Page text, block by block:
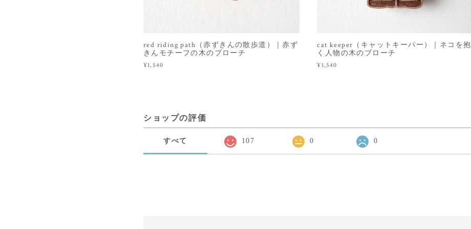
red riding path（赤ずきんの散歩道）｜赤ず
きんモチーフの木のブローチ
¥1,540
cat keeper（キャットキーパー）｜ネコを抱
く人物の木のブローチ
¥1,540
ショップの評価
すべて 107 0 0